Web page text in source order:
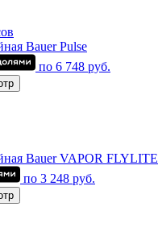
Bauer Pulse
по 6 748 руб.
Bauer VAPOR FLYLITE
по 3 248 руб.